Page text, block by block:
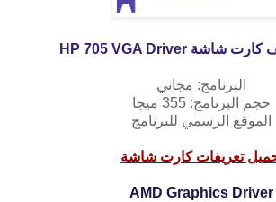
كارت شاشة HP 705 VGA Driver
البرنامج: مجاني
حجم البرنامج: 355 ميجا
الموقع الرسمي للبرنامج
تعريفات كارت شاشة
AMD Graphics Driver